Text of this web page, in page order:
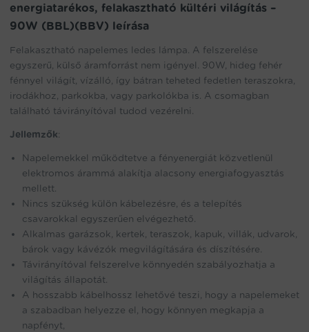
mennyiség
energiatarékos, felakasztható kültéri világítás –
90W (BBL)(BBV) leírása
Felakasztható napelemes ledes lámpa. A felszerelése
egyszerű, külső áramforrást nem igényel. 90W, hideg fehér
fénnyel világít, vízálló, így bátran teheted fedetlen teraszokra,
irodákhoz, parkokba, vagy parkolókba is. A csomagban
található távirányítóval tudod vezérelni.
Jellemzők:
Napelemekkel működtetve a fényenergiát közvetlenül
elektromos árammá alakítja alacsony energiafogyasztás
mellett.
Nincs szükség külön kábelezésre, és a telepítés
csavarokkal egyszerűen elvégezhető.
Alkalmas garázsok, kertek, teraszok, kapuk, villák, udvarok,
bárok vagy kávézók megvilágítására és díszítésére.
Távirányítóval felszerelve könnyedén szabályozhatja a
világítás állapotát.
A hosszabb kábelhossz lehetővé teszi, hogy a napelemeket
a szabadban helyezze el, hogy könnyen megkapja a
napfényt,